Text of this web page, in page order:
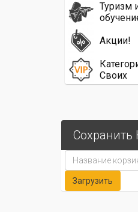
Туризм
Акции!
Своих
Сохранить